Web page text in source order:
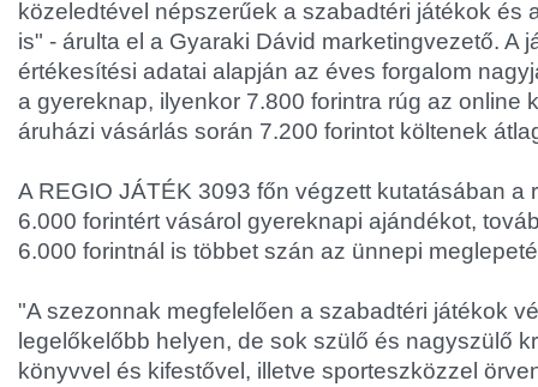
közeledtével népszerűek a szabadtéri játékok és
is" - árulta el a Gyaraki Dávid marketingvezető. A
értékesítési adatai alapján az éves forgalom
a gyereknap, ilyenkor 7.800 forintra rúg az online
áruházi vásárlás során 7.200 forintot költenek
A REGIO JÁTÉK 3093 főn végzett kutatásában a
6.000 forintért vásárol gyereknapi ajándékot,
6.000 forintnál is többet szán az ünnepi
"A szezonnak megfelelően a szabadtéri játékok
legelőkelőbb helyen, de sok szülő és nagyszülő
könyvvel és kifestővel, illetve sporteszközzel